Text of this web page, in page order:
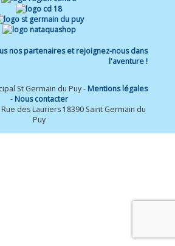
nos partenaires et rejoignez-nous dans
l'aventure !
St Germain du Puy - Mentions légales
- Nous contacter
des Lauriers 18390 Saint Germain du
Puy